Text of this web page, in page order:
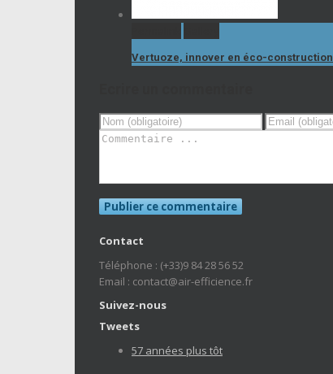
Vertuoze, innover en éco-construction
Contact
Téléphone : (+33)9 84 28 56 52
Email : contact@air-efficience.fr
Suivez-nous
Tweets
57 années plus tôt